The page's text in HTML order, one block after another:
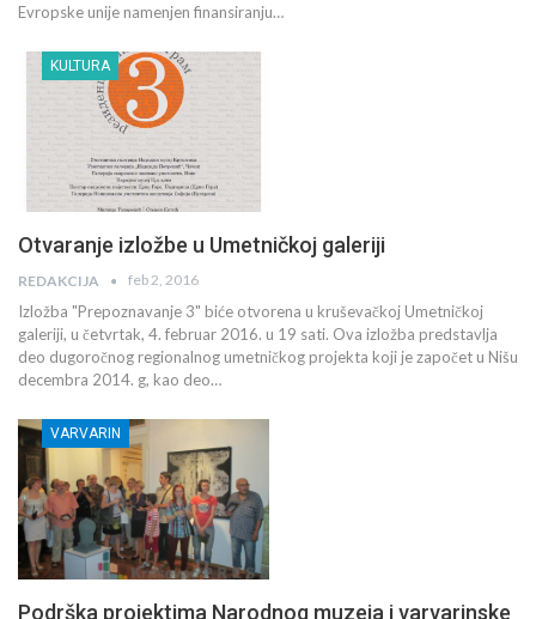
Evropske unije namenjen finansiranju…
KULTURA
Otvaranje izložbe u Umetničkoj galeriji
REDAKCIJA feb 2, 2016
Izložba "Prepoznavanje 3" biće otvorena u kruševačkoj Umetničkoj
galeriji, u četvrtak, 4. februar 2016. u 19 sati. Ova izložba predstavlja
deo dugoročnog regionalnog umetničkog projekta koji je započet u Nišu
decembra 2014. g, kao deo…
VARVARIN
Podrška projektima Narodnog muzeja i varvarinske